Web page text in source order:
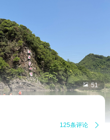
 51
125条评论 